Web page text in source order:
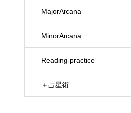
MajorArcana
MinorArcana
Reading-practice
＋占星術